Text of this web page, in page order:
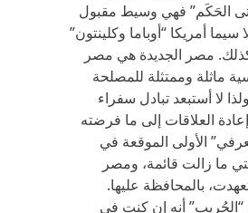
الحَكَم” فهي وسيط مقبول
أمريكا “أوباما وكلينتون”
مصر الجديدة هي مصر
ماثلة وممتثلة للمصلحة
لا أستبعد تبادل سفراء
العلاقات إلى ما فرضته
الأولى الموقعة في
ما زالت قائمة، ومصر
بالمحافظة عليها.
أنه إن كنت في